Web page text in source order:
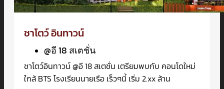
ชาโตว์ อินทาวน์
@อี 18 สเตชั่น
ชาโตว์อินทาวน์ @อี 18 สเตชั่น เตรียมพบกับ คอนโดใหม่
ใกล้ BTS โรงเรียนนายเรือ เร็วๆนี้ เริ่ม 2.xx ล้าน